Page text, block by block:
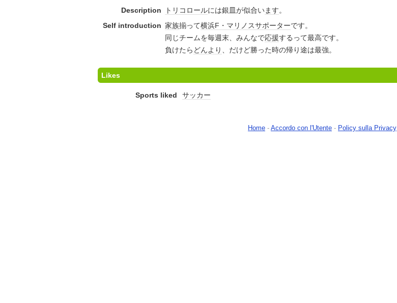
Description
トリコロールには銀皿が似合います。
Self introduction 家族揃って横浜F・マリノスサポーターです。
同じチームを毎週末、みんなで応援するって最高です。
負けたら どんより 、だけど勝った時の帰り途は最強。
Likes
Sports liked サッカー
Home - Accordo con l'Utente - Policy sulla Privacy